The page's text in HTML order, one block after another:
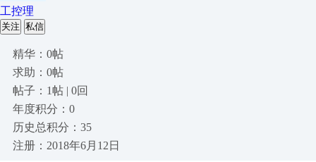
工控理
关注 私信
精华：0帖
求助：0帖
帖子：1帖 | 0回
年度积分：0
历史总积分：35
注册：2018年6月12日